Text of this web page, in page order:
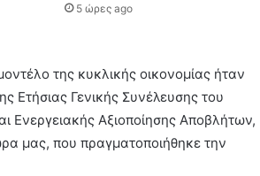
5 ώρες ago
της κυκλικής οικονομίας ήταν
Ετήσιας Γενικής Συνέλευσης του
Ενεργειακής Αξιοποίησης Αποβλήτων,
μας, που πραγματοποιήθηκε την